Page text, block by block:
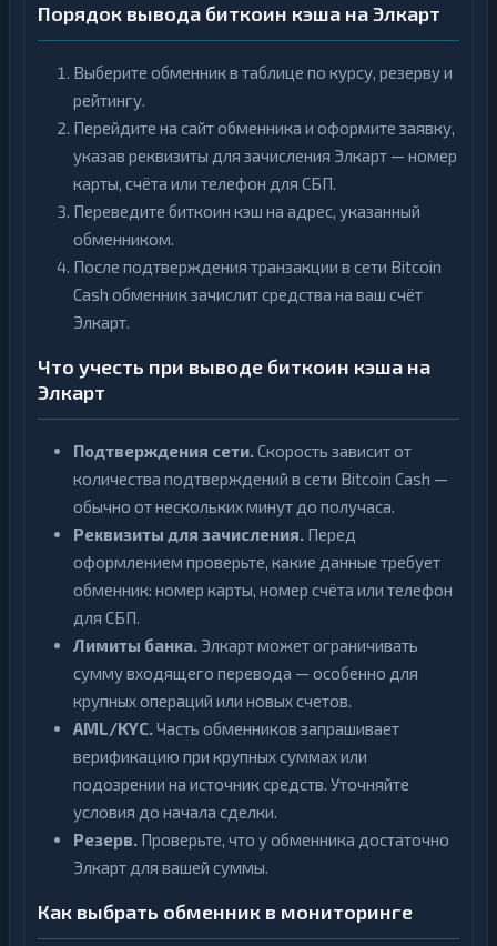
Порядок вывода биткоин кэша на Элкарт
Выберите обменник в таблице по курсу, резерву и
рейтингу.
Перейдите на сайт обменника и оформите заявку,
указав реквизиты для зачисления Элкарт — номер
карты, счёта или телефон для СБП.
Переведите биткоин кэш на адрес, указанный
обменником.
После подтверждения транзакции в сети Bitcoin
Cash обменник зачислит средства на ваш счёт
Элкарт.
Что учесть при выводе биткоин кэша на
Элкарт
Подтверждения сети.Скорость зависит от
количества подтверждений в сети Bitcoin Cash —
обычно от нескольких минут до получаса.
Реквизиты для зачисления. Перед
оформлением проверьте, какие данные требует
обменник: номер карты, номер счёта или телефон
для СБП.
Лимиты банка. Элкарт может ограничивать
сумму входящего перевода — особенно для
крупных операций или новых счетов.
AML/KYC.Часть обменников запрашивает
верификацию при крупных суммах или
подозрении на источник средств. Уточняйте
условия до начала сделки.
Резерв. Проверьте, что у обменника достаточно
Элкарт для вашей суммы.
Как выбрать обменник в мониторинге